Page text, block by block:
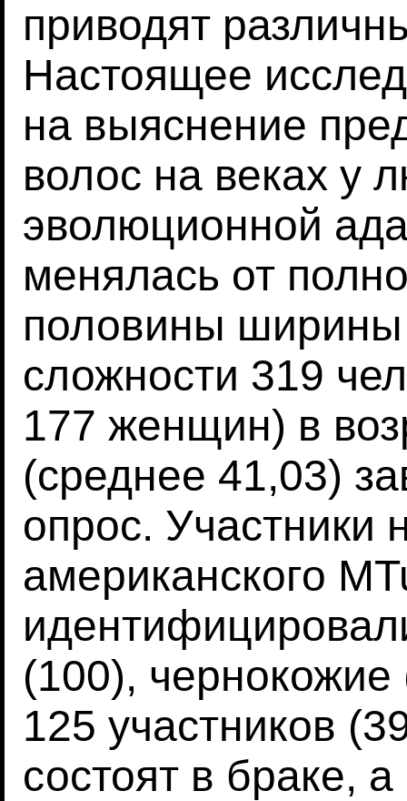
приводят
Настоящее
на выяснение
волос на веках у
эволюционной
менялась от
половины
сложности 319
177 женщин) в
(среднее 41,03)
опрос. Участники
американского
(100),
125 участников
состоят в браке,